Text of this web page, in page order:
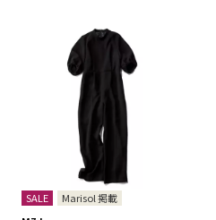
SALE
Marisol 掲載